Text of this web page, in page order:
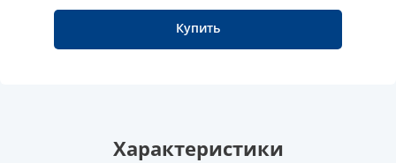
Купить
Характеристики